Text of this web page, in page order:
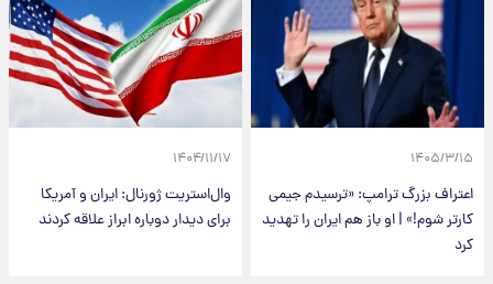
۱۴۰۵/۳/۱۵
اعتراف بزرگ ترامپ: «ترسیدم جیمی
کارتر شوم!» | او باز هم ایران را تهدید
کرد
۱۴۰۴/۱۱/۱۷
وال‌استریت‌ ژورنال: ایران و آمریکا
برای دیدار دوباره ابراز علاقه کردند